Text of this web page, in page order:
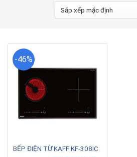
-46%
BẾP ĐIỆN TỪ KAFF KF-308IC